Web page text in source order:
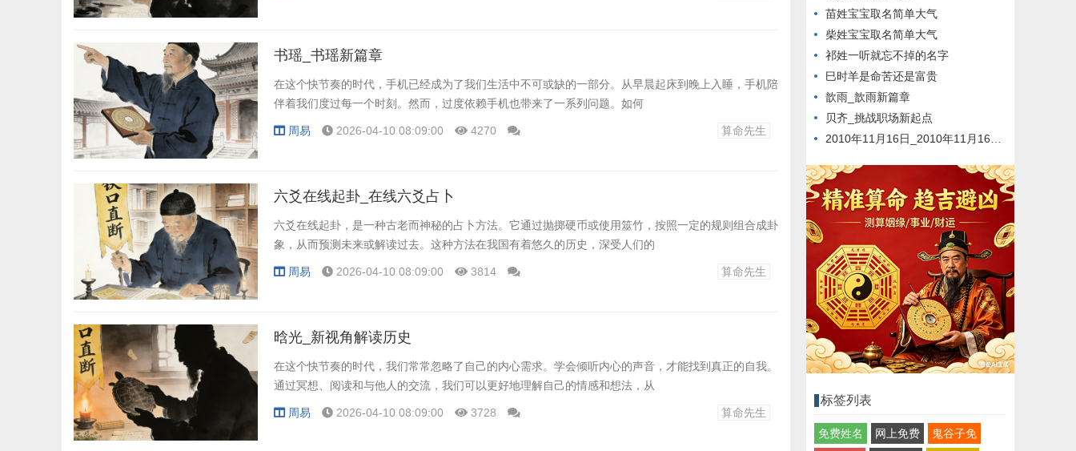
书瑶_书瑶新篇章
在这个快节奏的时代，手机已经成为了我们生活中不可或缺的一部分。从早晨起床到晚上入睡，手机陪
伴着我们度过每一个时刻。然而，过度依赖手机也带来了一系列问题。如何
周易 2026-04-10 08:09:00 4270 算命先生
六爻在线起卦_在线六爻占卜
六爻在线起卦，是一种古老而神秘的占卜方法。它通过抛掷硬币或使用筮竹，按照一定的规则组合成卦
象，从而预测未来或解读过去。这种方法在我国有着悠久的历史，深受人们的
周易 2026-04-10 08:09:00 3814 算命先生
晗光_新视角解读历史
在这个快节奏的时代，我们常常忽略了自己的内心需求。学会倾听内心的声音，才能找到真正的自我。
通过冥想、阅读和与他人的交流，我们可以更好地理解自己的情感和想法，从
周易 2026-04-10 08:09:00 3728 算命先生
苗姓宝宝取名简单大气
柴姓宝宝取名简单大气
祁姓一听就忘不掉的名字
巳时羊是命苦还是富贵
歆雨_歆雨新篇章
贝齐_挑战职场新起点
2010年11月16日_2010年11月16日新闻回顾
标签列表
免费姓名 网上免费
鬼谷子免